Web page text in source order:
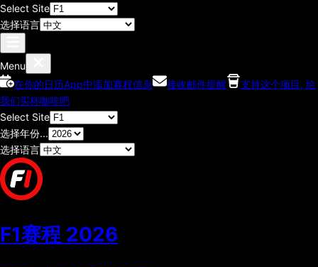
Select Site
选择语言
Menu
在你的日历App中添加赛程信息
接收邮件提醒
支持这个项目, 给
我们买杯咖啡吧
Select Site
选择年份...
选择语言
F1赛程 2026